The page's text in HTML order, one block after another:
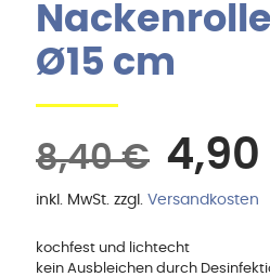
Ø15 cm
8,40€
Preis
8,40
4,90
inkl. MwSt. zzgl. Versandkosten
kochfest und lichtecht
kein Ausbleichen durch